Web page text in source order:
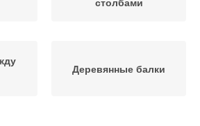
Деревянные балки